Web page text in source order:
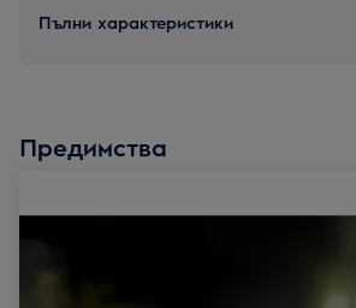
Пълни характеристики
Предимства